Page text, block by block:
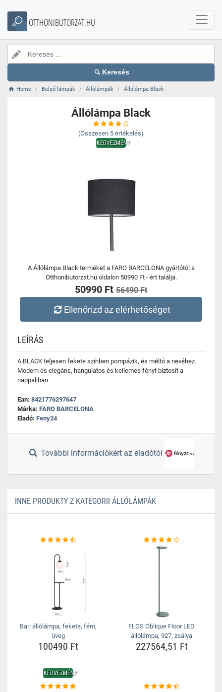
OTTHONIBUTORZAT.HU
Keresés
Home Belső lámpák Állólámpák Állólámpa Black
Állólámpa Black
(Összesen 5 értékelés)
KEDVEZMÉNY
A Állólámpa Black terméket a FARO BARCELONA gyártótól a
Otthonibutorzat.hu oldalon 50990 Ft - ért találja.
50990 Ft 56490 Ft
Ellenőrizd az elérhetőséget
LEÍRÁS
A BLACK teljesen fekete színben pompázik, és méltó a nevéhez.
Modern és elegáns, hangulatos és kellemes fényt biztosít a
nappaliban.
Ean: 8421776297647
Márka: FARO BARCELONA
Eladó: Feny24
További információkért az eladótól
INNE PRODUKTY Z KATEGORII ÁLLÓLÁMPÁK
Bari állólámpa, fekete, fém,
üveg
100490 Ft
FLOS Oblique Floor LED
állólámpa, 927, zsálya
227564,51 Ft
KEDVEZMÉNY